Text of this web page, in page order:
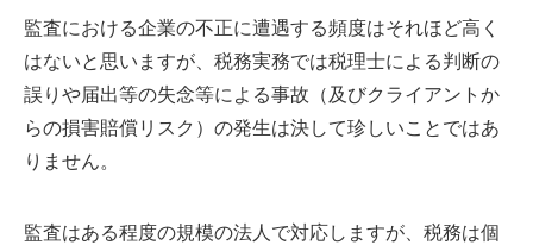
監査における企業の不正に遭遇する頻度はそれほど高く
はないと思いますが、税務実務では税理士による判断の
誤りや届出等の失念等による事故（及びクライアントか
らの損害賠償リスク）の発生は決して珍しいことではあ
りません。
監査はある程度の規模の法人で対応しますが、税務は個